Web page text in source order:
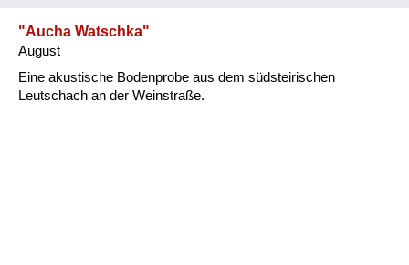
Natur und Landwirtschaft
"Aucha Watschka"
August
Eine akustische Bodenprobe aus dem südsteirischen
Leutschach an der Weinstraße.